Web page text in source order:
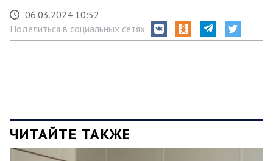
06.03.2024 10:52
Поделиться в социальных сетях
ЧИТАЙТЕ ТАКЖЕ